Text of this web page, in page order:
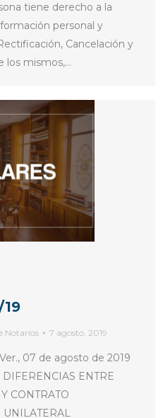
tiene derecho a la
personal y
Cancelación y
los mismos,…
19
Notarios 7 agosto, 2019
07 de agosto de 2019
DIFERENCIAS ENTRE
CONTRATO
UNILATERAL